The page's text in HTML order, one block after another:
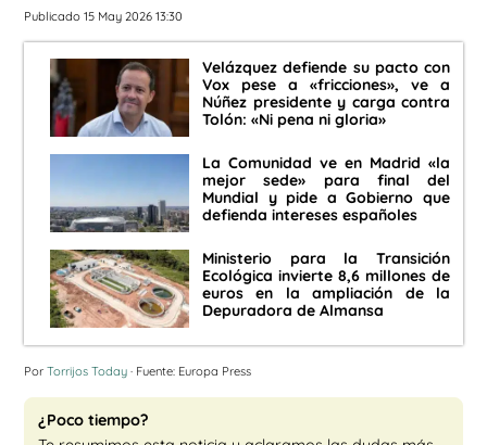
Publicado 15 May 2026 13:30
Velázquez defiende su pacto con
Vox pese a «fricciones», ve a
Núñez presidente y carga contra
Tolón: «Ni pena ni gloria»
La Comunidad ve en Madrid «la
mejor sede» para final del
Mundial y pide a Gobierno que
defienda intereses españoles
Ministerio para la Transición
Ecológica invierte 8,6 millones de
euros en la ampliación de la
Depuradora de Almansa
Por Torrijos Today · Fuente: Europa Press
¿Poco tiempo?